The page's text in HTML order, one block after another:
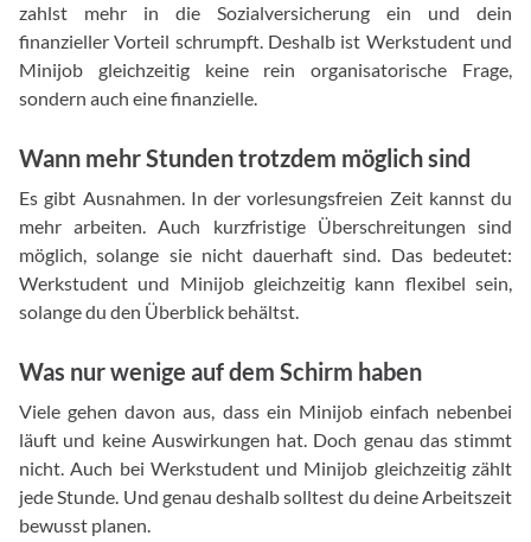
zahlst mehr in die Sozialversicherung ein und dein
finanzieller Vorteil schrumpft. Deshalb ist Werkstudent und
Minijob gleichzeitig keine rein organisatorische Frage,
sondern auch eine finanzielle.
Wann mehr Stunden trotzdem möglich sind
Es gibt Ausnahmen. In der vorlesungsfreien Zeit kannst du
mehr arbeiten. Auch kurzfristige Überschreitungen sind
möglich, solange sie nicht dauerhaft sind. Das bedeutet:
Werkstudent und Minijob gleichzeitig kann flexibel sein,
solange du den Überblick behältst.
Was nur wenige auf dem Schirm haben
Viele gehen davon aus, dass ein Minijob einfach nebenbei
läuft und keine Auswirkungen hat. Doch genau das stimmt
nicht. Auch bei Werkstudent und Minijob gleichzeitig zählt
jede Stunde. Und genau deshalb solltest du deine Arbeitszeit
bewusst planen.